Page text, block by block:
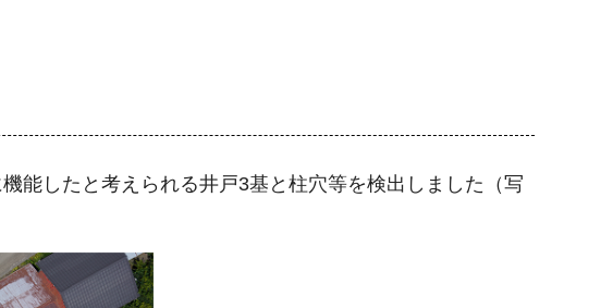
能したと考えられる井戸3基と柱穴等を検出しました（写